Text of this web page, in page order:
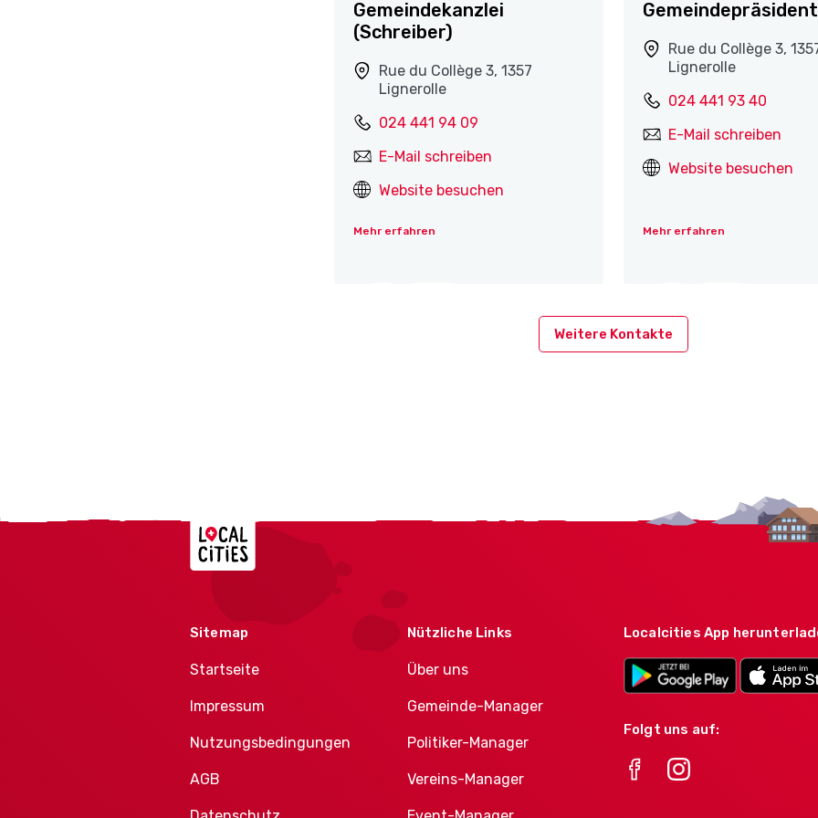
Gemeindekanzlei
(Schreiber)
Rue du Collège 3, 1357
Lignerolle
024 441 94 09
E-Mail schreiben
Website besuchen
Mehr erfahren
Gemeindepräsident
Rue du Collège 3,
Lignerolle
024 441 93 40
E-Mail schreiben
Website besuchen
Mehr erfahren
Weitere Kontakte
Localcities
Sitemap
Startseite
Impressum
Nutzungsbedingungen
AGB
Nützliche Links
Über uns
Gemeinde-Manager
Politiker-Manager
Vereins-Manager
Localcities App
Folgt uns auf: